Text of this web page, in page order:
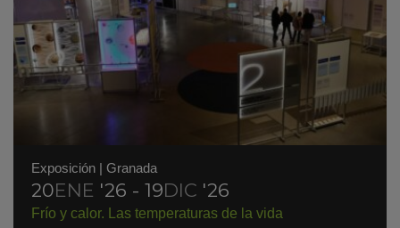
Exposición | Granada
20ENE '26 - 19DIC '26
Frío y calor. Las temperaturas de la vida